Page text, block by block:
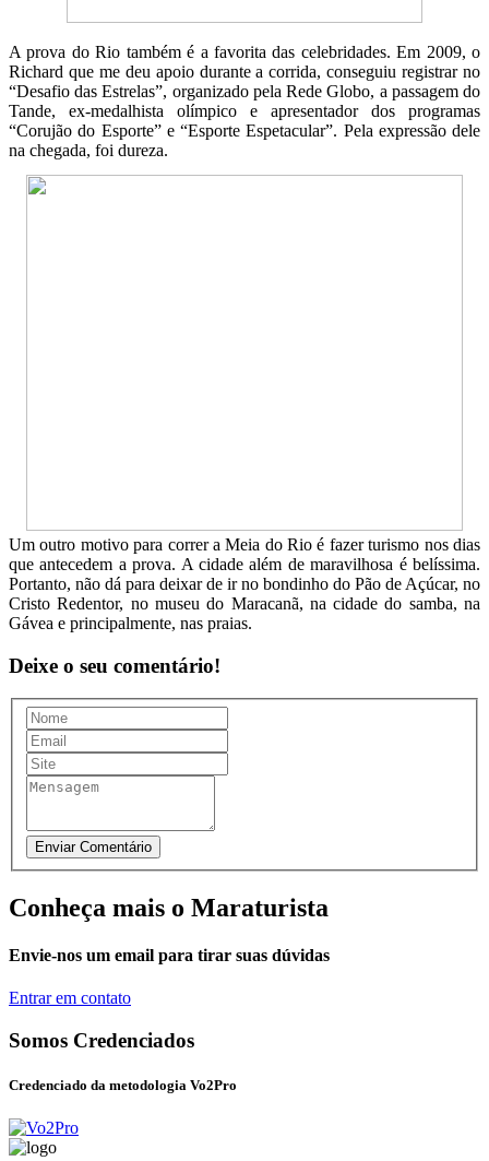
A prova do Rio também é a favorita das celebridades. Em 2009, o
Richard que me deu apoio durante a corrida, conseguiu registrar no
“Desafio das Estrelas”, organizado pela Rede Globo, a passagem do
Tande, ex-medalhista olímpico e apresentador dos programas
“Corujão do Esporte” e “Esporte Espetacular”. Pela expressão dele
na chegada, foi dureza.
Um outro motivo para correr a Meia do Rio é fazer turismo nos dias
que antecedem a prova. A cidade além de maravilhosa é belíssima.
Portanto, não dá para deixar de ir no bondinho do Pão de Açúcar, no
Cristo Redentor, no museu do Maracanã, na cidade do samba, na
Gávea e principalmente, nas praias.
Deixe o seu comentário!
Conheça mais o Maraturista
Envie-nos um email para tirar suas dúvidas
Entrar em contato
Somos Credenciados
Credenciado da metodologia Vo2Pro